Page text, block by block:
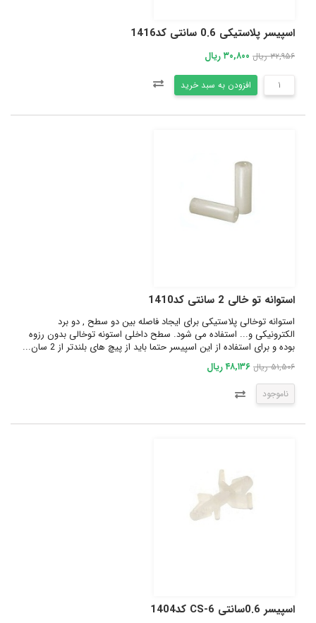
اسپیسر پلاستیکی 0.6 سانتی کد1416
۳۲,۹۵۶ ریال ۳۰,۸۰۰ ریال
افزودن به سبد خرید
استوانه تو خالی 2 سانتی کد1410
استوانه توخالی پلاستیکی برای ایجاد فاصله بین دو سطح , دو برد
الکترونیکی و... استفاده می شود. سطح داخلی استونه توخالی بدون رزوه
بوده و برای استفاده از این اسپیسر حتما باید از پیچ های بلندتر از 2 سان...
۵۱,۵۰۶ ریال ۴۸,۱۳۶ ریال
ناموجود
اسپیسر 0.6سانتی CS-6 کد1404